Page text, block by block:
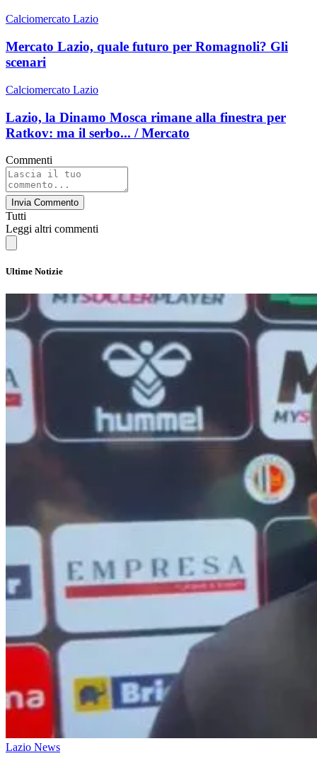
Calciomercato Lazio
Mercato Lazio, quale futuro per Romagnoli? Gli
scenari
Calciomercato Lazio
Lazio, la Dinamo Mosca rimane alla finestra per
Ratkov: ma il serbo... / Mercato
Commenti
Invia Commento
Tutti
Leggi altri commenti
Ultime Notizie
Lazio News